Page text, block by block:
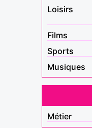
Loisirs
Films
Sports
Musiques
Métier